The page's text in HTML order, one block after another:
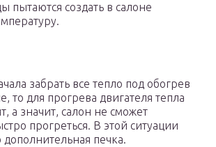
пытаются создать в салоне
забрать все тепло под обогрев
то для прогрева двигателя тепла
а значит, салон не сможет
прогреться. В этой ситуации
печка.